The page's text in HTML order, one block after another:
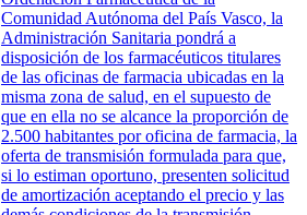
Comunidad Autónoma del País Vasco, la
Administración Sanitaria pondrá a
disposición de los farmacéuticos titulares
de las oficinas de farmacia ubicadas en la
misma zona de salud, en el supuesto de
que en ella no se alcance la proporción de
2.500 habitantes por oficina de farmacia, la
oferta de transmisión formulada para que,
si lo estiman oportuno, presenten solicitud
de amortización aceptando el precio y las